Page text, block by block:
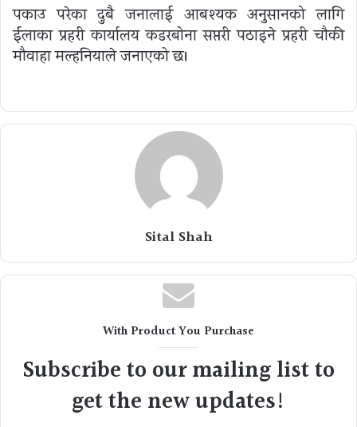
पकाउ परेका दुबै जनालाई आबश्यक अनुसन्धानको लागि
ईलाका प्रहरी कार्यालय कडरबोना सप्तरी पठाइने प्रहरी चौकी
मौवाहा मल्हनियाले जनाएको छ।
Sital Shah
With Product You Purchase
Subscribe to our mailing list to
get the new updates!